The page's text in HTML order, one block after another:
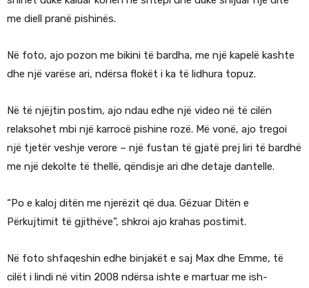
me diell pranë pishinës.
Në foto, ajo pozon me bikini të bardha, me një kapelë kashte
dhe një varëse ari, ndërsa flokët i ka të lidhura topuz.
Në të njëjtin postim, ajo ndau edhe një video në të cilën
relaksohet mbi një karrocë pishine rozë. Më vonë, ajo tregoi
një tjetër veshje verore – një fustan të gjatë prej liri të bardhë
me një dekolte të thellë, qëndisje ari dhe detaje dantelle.
“Po e kaloj ditën me njerëzit që dua. Gëzuar Ditën e
Përkujtimit të gjithëve”, shkroi ajo krahas postimit.
Në foto shfaqeshin edhe binjakët e saj Max dhe Emme, të
cilët i lindi në vitin 2008 ndërsa ishte e martuar me ish-